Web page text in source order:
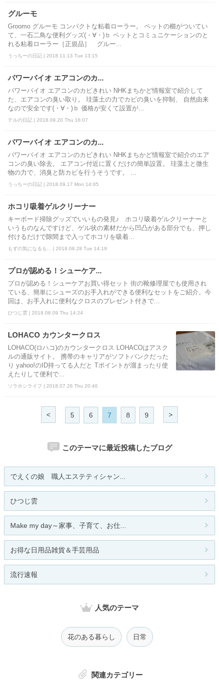
グルーモ
Groomo グルーモ コンパクトな粘着ローラー。 ペットの櫛がついてい
て、一石二鳥な便利グッズ(・∀・)ｂ ペットとコミュニケーションのと
れる粘着ローラー［正規品］ グルー...
うっちーの日記 | 2018.11.13 Tue 13:15
パワーバイオ エアコンのカ...
パワーバイオ エアコンのカビきれい NHKまちかど情報室で紹介して
た、エアコンの臭い取り。 珪藻土の力でカビの臭いを抑制、 自然由来
なので安全です(・∀・)ｂ 価格が安くて設置が...
テルの日記 | 2018.09.20 Thu 16:07
パワーバイオ エアコンのカ...
パワーバイオ エアコンのカビきれい NHKまちかど情報室で紹介のエア
コンの臭い除去。 エアコン付近に置くだけの簡単設置。 珪藻土と微生
物の力で、消臭と防カビを行うそうです。 ...
うっちーの日記 | 2018.09.17 Mon 14:05
ホコリ吸着ゲルクリーナー
キーボード掃除グッズでいいもの発見♪ ホコリ吸着ゲルクリーナーと
いうものなんですけど、ゲル状の素材だから凹凸がある部分でも、押し
付けるだけで隙間まで入ってホコリを吸着...
もずの気になるも... | 2018.08.28 Tue 14:19
プロが認める！シューケア...
プロが認める！シューケアお買い得セット 街の靴修理屋でも使用され
ている、簡単にシューズのお手入れができる便利なセットをご紹介。今
回は、お手入れに便利なクロスのプレゼント付きで...
ひつじ雲 | 2018.08.09 Thu 14:24
LOHACO カウンタークロス
LOHACO(ロハコ)のカウンタークロス LOHACOはアスク
ルの通販サイト。 携帯のキャリアがソフトバンクだった
り yahoo!のID持ってる人だと Tポイントが溜まったり使
えたりして便利で...
ソラホシライフ | 2018.07.26 Thu 20:40
< 5 6 7 8 9 >
このテーマに最近投稿したブログ
でえくの娘 職人エステティシャン...
ひつじ雲
Make my day～家事、子育て、お仕...
お得な日用品雑貨＆手芸用品
流行速報
人気のテーマ
花のある暮らし 日常
関連カテゴリー